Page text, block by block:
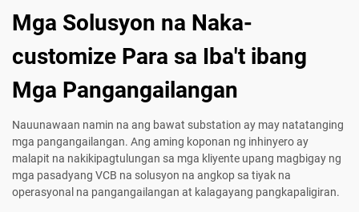
Mga Solusyon na Naka-
customize Para sa Iba't ibang
Mga Pangangailangan
Nauunawaan namin na ang bawat substation ay may natatanging
mga pangangailangan. Ang aming koponan ng inhinyero ay
malapit na nakikipagtulungan sa mga kliyente upang magbigay ng
mga pasadyang VCB na solusyon na angkop sa tiyak na
operasyonal na pangangailangan at kalagayang pangkapaligiran.